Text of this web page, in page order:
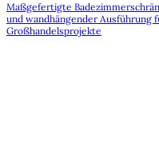
Maßgefertigte
und wandhängender Ausführung
Großhandelsprojekte